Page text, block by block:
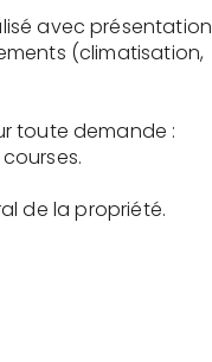
avec présentation
(climatisation,
toute demande :
de la propriété.